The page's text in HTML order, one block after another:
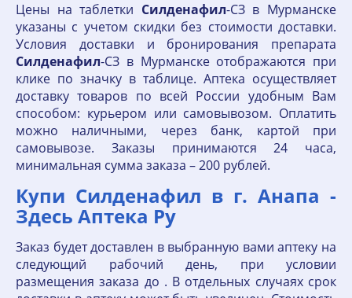
Цены на таблетки Силденафил-СЗ в Мурманске
указаны с учетом скидки без стоимости доставки.
Условия доставки и бронирования препарата
Силденафил-СЗ в Мурманске отображаются при
клике по значку в таблице. Аптека осуществляет
доставку товаров по всей России удобным Вам
способом: курьером или самовывозом. Оплатить
можно наличными, через банк, картой при
самовывозе. Заказы принимаются 24 часа,
минимальная сумма заказа – 200 рублей.
Купи Силденафил в г. Анапа -
Здесь Аптека Ру
Заказ будет доставлен в выбранную вами аптеку на
следующий рабочий день, при условии
размещения заказа до . В отдельных случаях срок